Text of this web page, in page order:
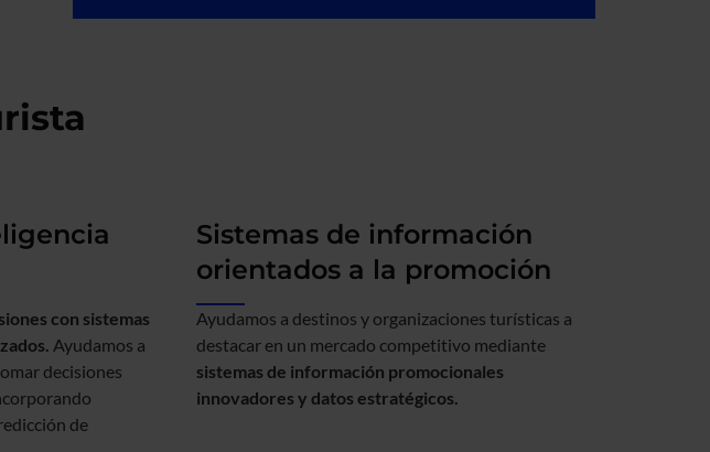
con sistemas
Ayudamos a
decisiones
de
Sistemas de información
orientados a la promoción
Ayudamos a destinos y organizaciones turísticas a
destacar en un mercado competitivo mediante
sistemas de información promocionales
innovadores y datos estratégicos.